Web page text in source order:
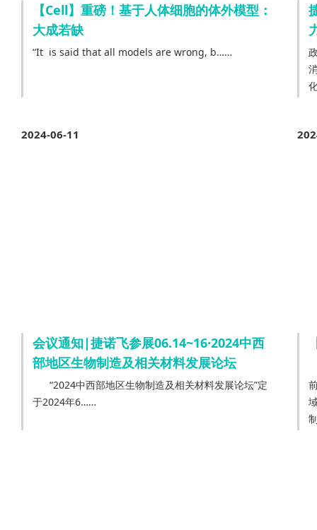
【Cell】重磅！基于人体细胞的体外模型：
大成若缺
“It is said that all models are wrong, b……
政策背
2024-06-11
会议通知|捷诺飞参展06.14~16·2024中西
部地区生物制造及相关材料发展论坛
“2024中西部地区生物制造及相关材料发展论坛”定
于2024年6……
前言 捷诺飞（